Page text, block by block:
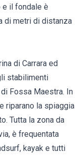
e il fondale è
di metri di distanza
di Carrara ed
stabilimenti
Fossa Maestra. In
riparano la spiaggia
Tutta la zona da
è frequentata
kayak e tutti